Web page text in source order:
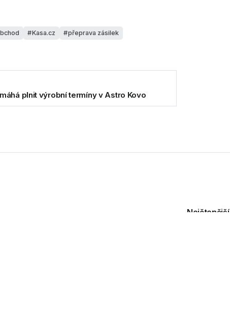
Kasa.cz přeprava zásilek
plnit výrobní termíny v Astro Kovo
Nejčtenější